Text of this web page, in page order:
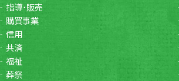
指導･販売
購買事業
信用
共済
福祉
葬祭